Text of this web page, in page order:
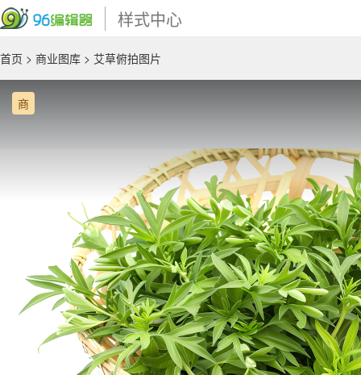
样式中心
首页 > 商业图库 > 艾草俯拍图片
商